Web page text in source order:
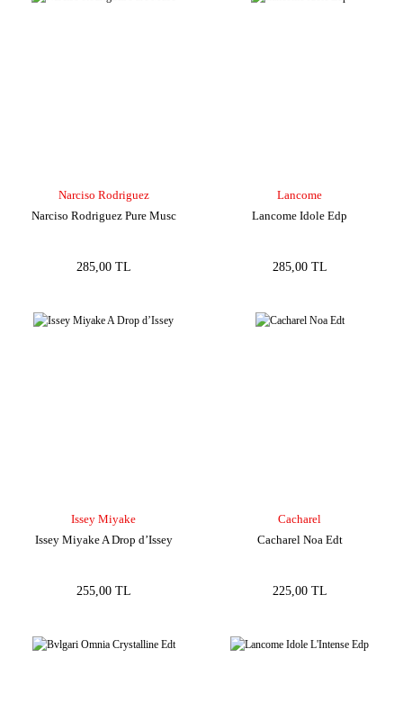
Narciso Rodriguez
Narciso Rodriguez Pure Musc
285,00 TL
Lancome
Lancome Idole Edp
285,00 TL
Issey Miyake
Issey Miyake A Drop d’Issey
255,00 TL
Cacharel
Cacharel Noa Edt
225,00 TL